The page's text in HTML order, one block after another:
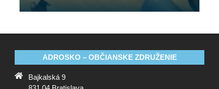
ADROSKO – OBČIANSKE ZDRUŽENIE
Bajkalská 9